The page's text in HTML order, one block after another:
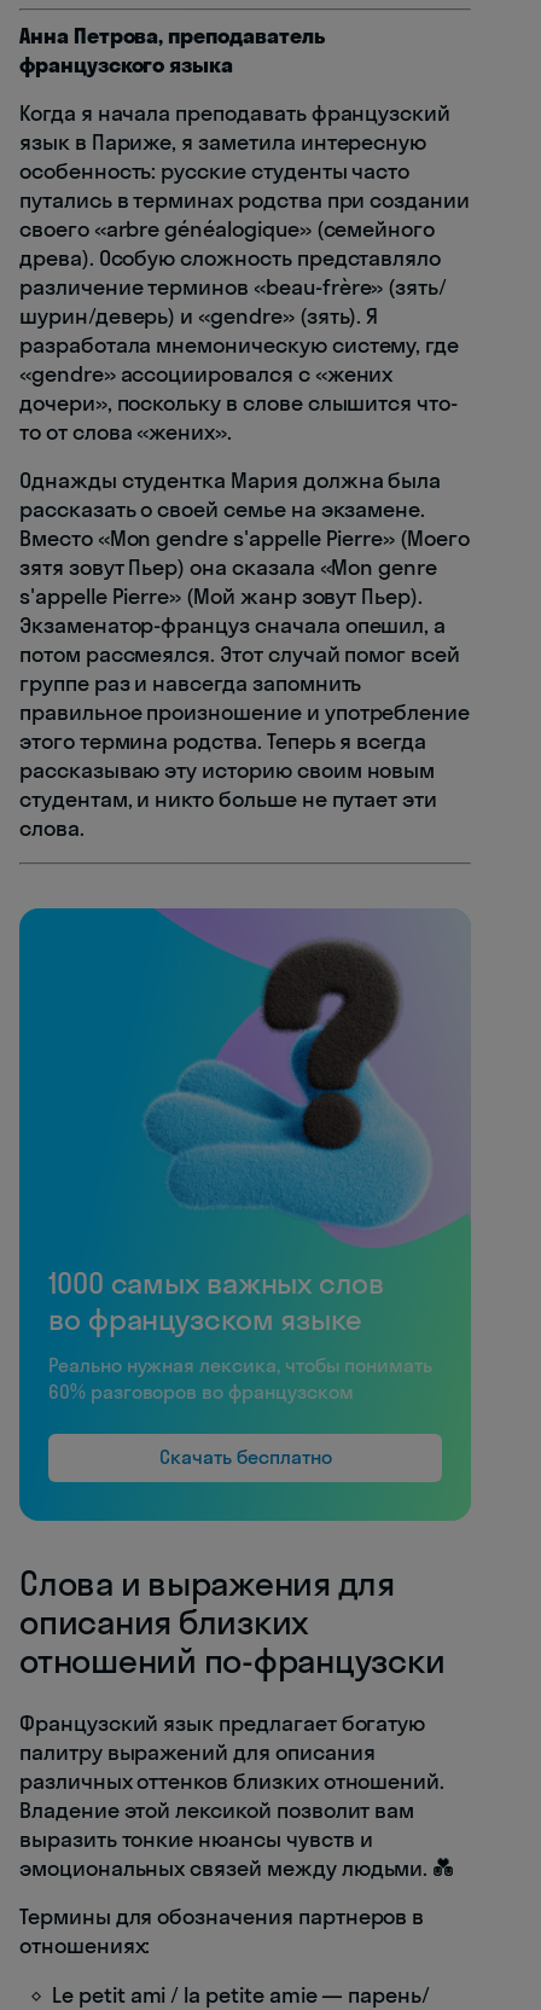
Анна Петрова, преподаватель
французского языка
Когда я начала преподавать французский
язык в Париже, я заметила интересную
особенность: русские студенты часто
путались в терминах родства при создании
своего «arbre généalogique» (семейного
древа). Особую сложность представляло
различение терминов «beau-frère» (зять/
шурин/деверь) и «gendre» (зять). Я
разработала мнемоническую систему, где
«gendre» ассоциировался с «жених
дочери», поскольку в слове слышится что-
то от слова «жених».
Однажды студентка Мария должна была
рассказать о своей семье на экзамене.
Вместо «Mon gendre s'appelle Pierre» (Моего
зятя зовут Пьер) она сказала «Mon genre
s'appelle Pierre» (Мой жанр зовут Пьер).
Экзаменатор-француз сначала опешил, а
потом рассмеялся. Этот случай помог всей
группе раз и навсегда запомнить
правильное произношение и употребление
этого термина родства. Теперь я всегда
рассказываю эту историю своим новым
студентам, и никто больше не путает эти
слова.
1000 самых важных слов
во французском языке
Реально нужная лексика, чтобы понимать
60% разговоров во французском
Скачать бесплатно
Слова и выражения для
описания близких
отношений по-французски
Французский язык предлагает богатую
палитру выражений для описания
различных оттенков близких отношений.
Владение этой лексикой позволит вам
выразить тонкие нюансы чувств и
эмоциональных связей между людьми. 💑
Термины для обозначения партнеров в
отношениях:
Le petit ami / la petite amie — парень/